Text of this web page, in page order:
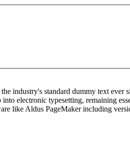
industry's standard dummy text
electronic typesetting, remaining
like Aldus PageMaker including